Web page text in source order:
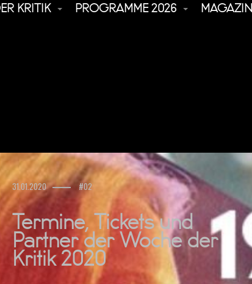
KRITIK PROGRAMME 2026 MAGAZIN
31.01.2020 #02
Termine, Tickets und
Partner der Woche der
Kritik 2020